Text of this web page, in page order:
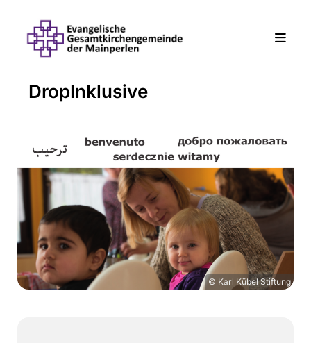
DropInklusive
© Karl Kübel Stiftung